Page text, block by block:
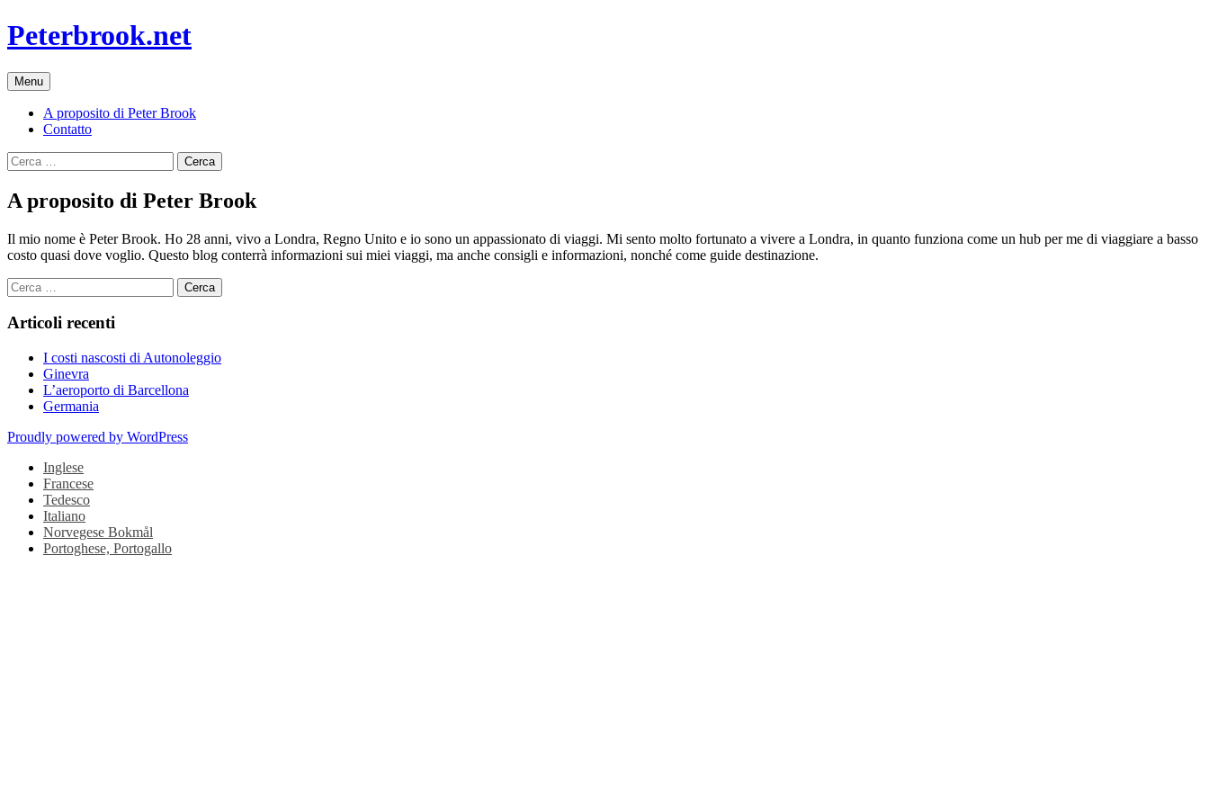
Vai
al
Peterbrook.net
Menu
A proposito di Peter Brook
Contatto
Ricerca
per:
A proposito di Peter Brook
Il mio nome è Peter Brook. Ho 28 anni, vivo a Londra, Regno Unito e io sono un appassionato di viaggi. Mi sento molto fortunato a vivere a Londra, in quanto funziona come un hub per me di viaggiare a basso
costo quasi dove voglio. Questo blog conterrà informazioni sui miei viaggi, ma anche consigli e informazioni, nonché come guide destinazione.
Ricerca
per:
Articoli recenti
I costi nascosti di Autonoleggio
Ginevra
L’aeroporto di Barcellona
Germania
Proudly powered by WordPress
Inglese
Francese
Tedesco
Italiano
Norvegese Bokmål
Portoghese, Portogallo